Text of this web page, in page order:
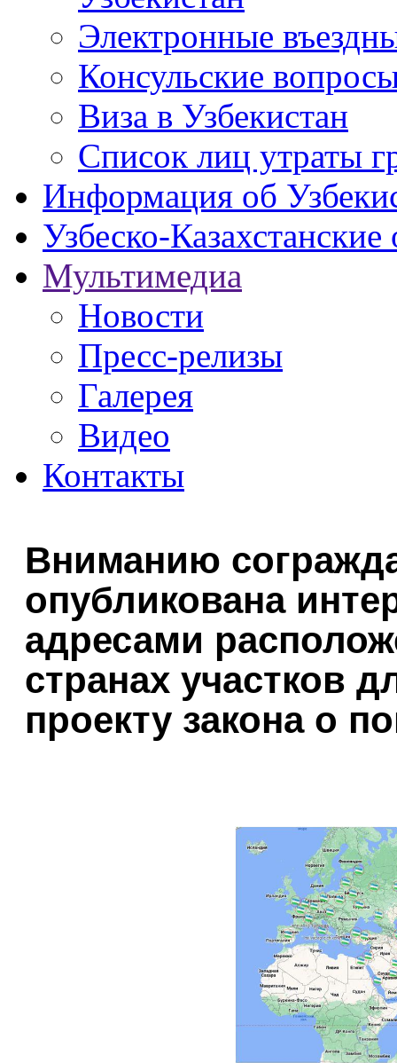
Электронные
Консульские
Виза в Узбекистан
Список лиц утраты
Информация об
Узбеско-
Мультимедиа
Новости
Пресс-релизы
Галерея
Видео
Контакты
Вниманию
опубликована
адресами
странах участков
проекту закона о